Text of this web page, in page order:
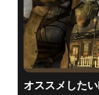
オススメした